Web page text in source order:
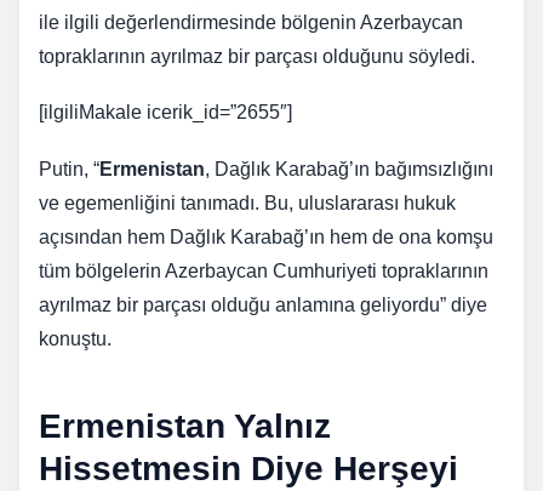
ile ilgili değerlendirmesinde bölgenin Azerbaycan
topraklarının ayrılmaz bir parçası olduğunu söyledi.
[ilgiliMakale icerik_id=”2655″]
Putin, “Ermenistan, Dağlık Karabağ’ın bağımsızlığını
ve egemenliğini tanımadı. Bu, uluslararası hukuk
açısından hem Dağlık Karabağ’ın hem de ona komşu
tüm bölgelerin Azerbaycan Cumhuriyeti topraklarının
ayrılmaz bir parçası olduğu anlamına geliyordu” diye
konuştu.
Ermenistan Yalnız
Hissetmesin Diye Herşeyi